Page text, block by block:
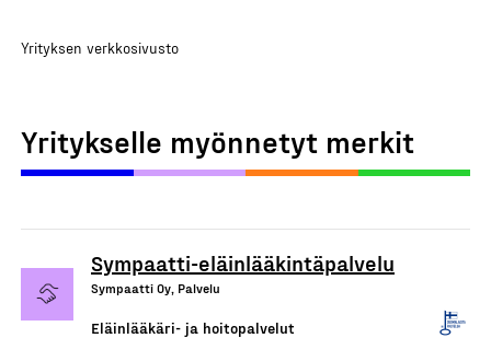
Yrityksen verkkosivusto
Yritykselle myönnetyt merkit
Sympaatti-eläinlääkintäpalvelu
Sympaatti Oy, Palvelu
Eläinlääkäri- ja hoitopalvelut